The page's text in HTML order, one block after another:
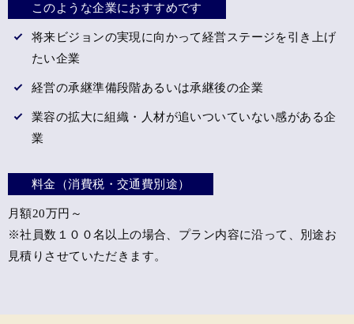
このような企業におすすめです
将来ビジョンの実現に向かって経営ステージを引き上げ
たい企業
経営の承継準備段階あるいは承継後の企業
業容の拡大に組織・人材が追いついていない感がある企
業
料金（消費税・交通費別途）
月額20万円～
※社員数１００名以上の場合、プラン内容に沿って、別途お
見積りさせていただきます。